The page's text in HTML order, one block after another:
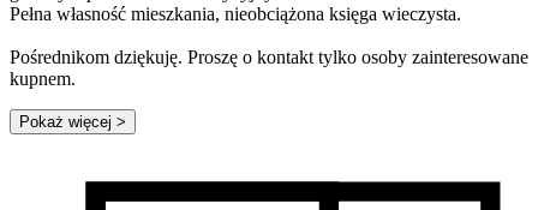
Pełna własność mieszkania, nieobciążona księga wieczysta.
Pośrednikom dziękuję. Proszę o kontakt tylko osoby zainteresowane
kupnem.
Pokaż więcej >